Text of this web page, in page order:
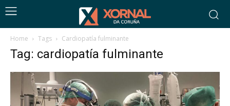
Home Tags Cardiopatía fulminante
Tag: cardiopatía fulminante